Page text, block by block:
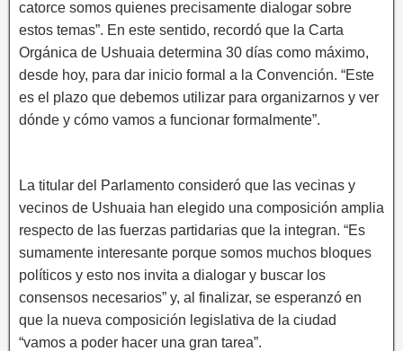
catorce somos quienes precisamente dialogar sobre
estos temas”. En este sentido, recordó que la Carta
Orgánica de Ushuaia determina 30 días como máximo,
desde hoy, para dar inicio formal a la Convención. “Este
es el plazo que debemos utilizar para organizarnos y ver
dónde y cómo vamos a funcionar formalmente”.
La titular del Parlamento consideró que las vecinas y
vecinos de Ushuaia han elegido una composición amplia
respecto de las fuerzas partidarias que la integran. “Es
sumamente interesante porque somos muchos bloques
políticos y esto nos invita a dialogar y buscar los
consensos necesarios” y, al finalizar, se esperanzó en
que la nueva composición legislativa de la ciudad
“vamos a poder hacer una gran tarea”.